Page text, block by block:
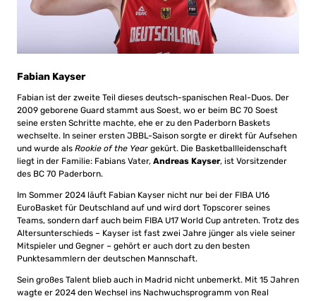
Fabian Kayser
Fabian ist der zweite Teil dieses deutsch-spanischen Real-Duos. Der
2009 geborene Guard stammt aus Soest, wo er beim BC 70 Soest
seine ersten Schritte machte, ehe er zu den Paderborn Baskets
wechselte. In seiner ersten JBBL-Saison sorgte er direkt für Aufsehen
und wurde als Rookie of the Year gekürt. Die Basketballleidenschaft
liegt in der Familie: Fabians Vater, Andreas Kayser, ist Vorsitzender
des BC 70 Paderborn.
Im Sommer 2024 läuft Fabian Kayser nicht nur bei der FIBA U16
EuroBasket für Deutschland auf und wird dort Topscorer seines
Teams, sondern darf auch beim FIBA U17 World Cup antreten. Trotz des
Altersunterschieds – Kayser ist fast zwei Jahre jünger als viele seiner
Mitspieler und Gegner – gehört er auch dort zu den besten
Punktesammlern der deutschen Mannschaft.
Sein großes Talent blieb auch in Madrid nicht unbemerkt. Mit 15 Jahren
wagte er 2024 den Wechsel ins Nachwuchsprogramm von Real